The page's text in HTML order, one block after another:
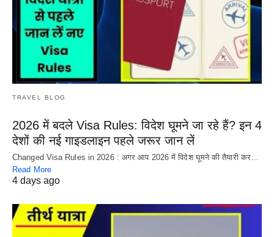
TRAVEL BLOG
2026 में बदले Visa Rules: विदेश घूमने जा रहे हैं? इन 4
देशों की नई गाइडलाइन पहले जरूर जान लें
Changed Visa Rules in 2026 : अगर आप 2026 में विदेश घूमने की तैयारी कर…
Read More
4 days ago